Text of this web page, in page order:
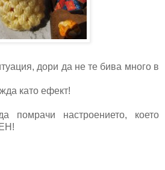
дори да не те бива много в
като ефект!
помрачи настроението, което